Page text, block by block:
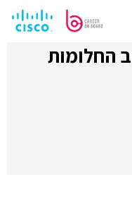
החלומות